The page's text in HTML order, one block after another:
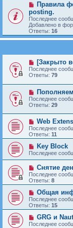
Правила
posting.
Последнее
Добавлено в
Ответы: 16
[Закрыто
Последнее
Ответы: 79
Последнее
Ответы: 29
Web
Последнее
Ответы: 11
Key Block
Последнее
Снятие
Последнее
Ответы: 8
Общая
Последнее
Ответы: 15
GRG и
Последнее